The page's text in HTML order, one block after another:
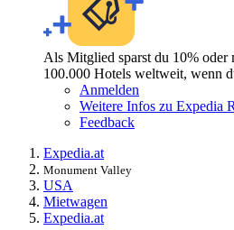
Als Mitglied sparst du 10% oder
100.000 Hotels weltweit, wenn
Anmelden
Weitere Infos zu Expedia
Feedback
Expedia.at
Monument Valley
USA
Mietwagen
Expedia.at